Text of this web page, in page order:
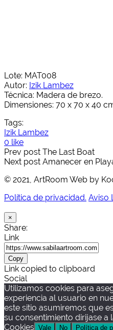
Lote: MAT008
Autor: Izik Lambez
Técnica: Madera de brezo.
Dimensiones: 70 x 70 x 40
Tags:
Izik Lambez
0 like
Prev post The Last Boat
Next post Amanecer en
© 2021, ArtRoom Web by
Política de privacidad. Aviso
×
Share:
Link
Copy
Link copied to clipboard
Social
Utilizamos cookies para
experiencia al usuario en
este sitio asumiremos que
su consentimiento dirijase a
Cookies Vale No Política de